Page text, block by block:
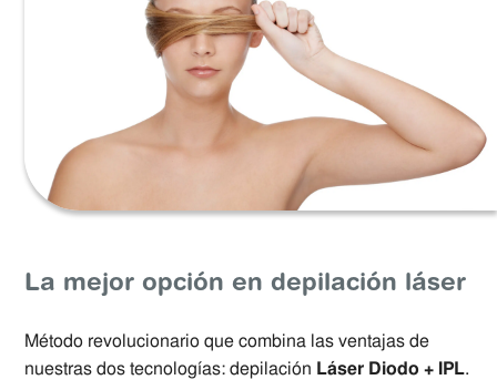
La mejor opción en depilación láser
Método revolucionario que combina las ventajas de
nuestras dos tecnologías: depilación Láser Diodo + IPL.